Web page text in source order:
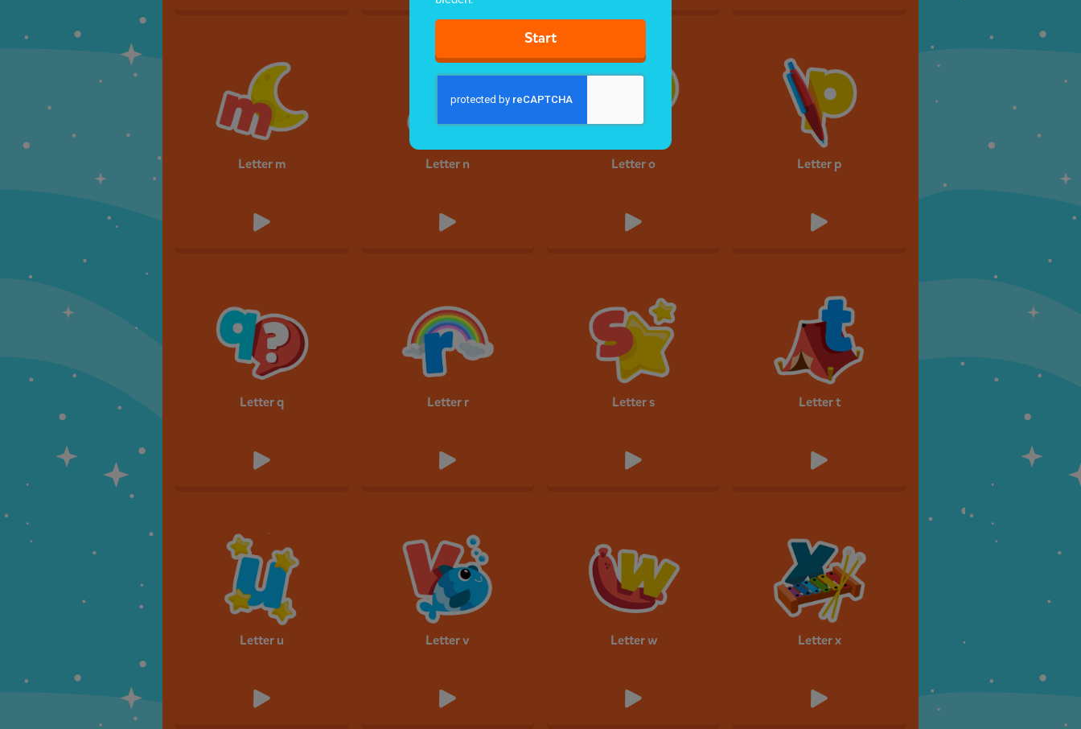
Letter m Letter n Letter o Letter p
Letter q Letter r Letter s Letter t
Letter u Letter v Letter w Letter x
Start